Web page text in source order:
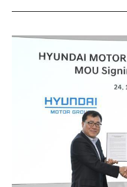
c
b
i
t
r